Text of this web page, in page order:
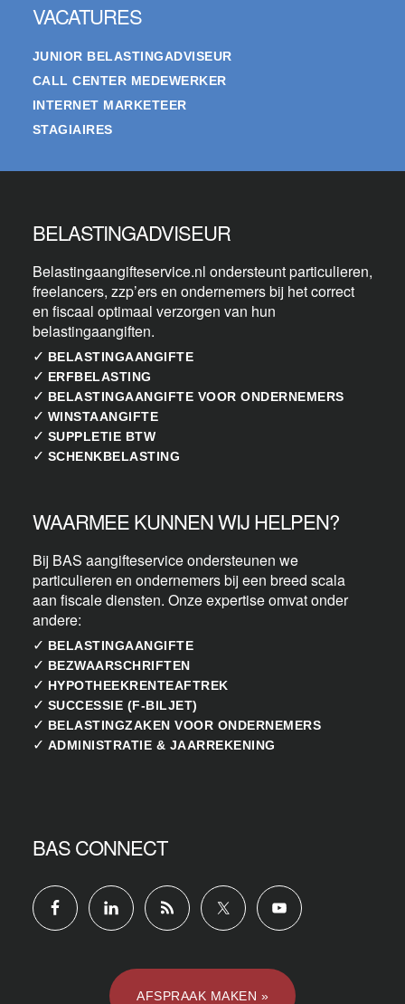
VACATURES
JUNIOR BELASTINGADVISEUR
CALL CENTER MEDEWERKER
INTERNET MARKETEER
STAGIAIRES
BELASTINGADVISEUR
Belastingaangifteservice.nl ondersteunt particulieren,
freelancers, zzp’ers en ondernemers bij het correct
en fiscaal optimaal verzorgen van hun
belastingaangiften.
✓ BELASTINGAANGIFTE
✓ ERFBELASTING
✓ BELASTINGAANGIFTE VOOR ONDERNEMERS
✓ WINSTAANGIFTE
✓ SUPPLETIE BTW
✓ SCHENKBELASTING
WAARMEE KUNNEN WIJ HELPEN?
Bij BAS aangifteservice ondersteunen we
particulieren en ondernemers bij een breed scala
aan fiscale diensten. Onze expertise omvat onder
andere:
✓ BELASTINGAANGIFTE
✓ BEZWAARSCHRIFTEN
✓ HYPOTHEEKRENTEAFTREK
✓ SUCCESSIE (F-BILJET)
✓ BELASTINGZAKEN VOOR ONDERNEMERS
✓ ADMINISTRATIE & JAARREKENING
BAS CONNECT
AFSPRAAK MAKEN »